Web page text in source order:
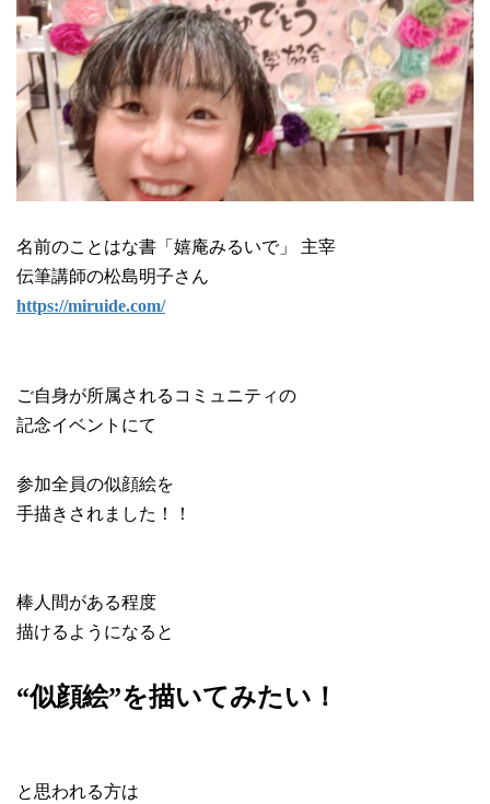
名前のことはな書「嬉庵みるいで」 主宰
伝筆講師の松島明子さん
https://miruide.com/
ご自身が所属されるコミュニティの
記念イベントにて
参加全員の似顔絵を
手描きされました！！
棒人間がある程度
描けるようになると
“似顔絵”を描いてみたい！
と思われる方は